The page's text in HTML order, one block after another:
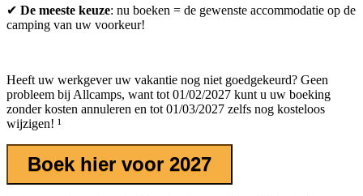
✔ De meeste keuze: nu boeken = de gewenste accommodatie op de
camping van uw voorkeur!
Heeft uw werkgever uw vakantie nog niet goedgekeurd? Geen
probleem bij Allcamps, want tot 01/02/2027 kunt u uw boeking
zonder kosten annuleren en tot 01/03/2027 zelfs nog kosteloos
wijzigen! ¹
Boek hier voor 2027